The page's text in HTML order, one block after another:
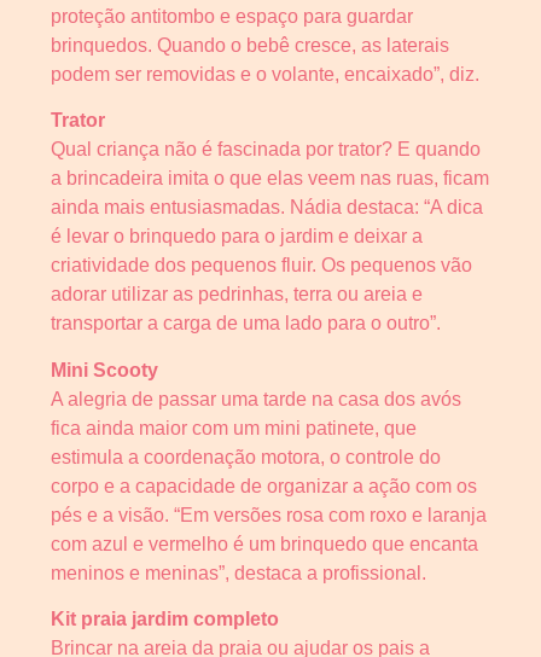
proteção antitombo e espaço para guardar
brinquedos. Quando o bebê cresce, as laterais
podem ser removidas e o volante, encaixado”, diz.
Trator
Qual criança não é fascinada por trator? E quando
a brincadeira imita o que elas veem nas ruas, ficam
ainda mais entusiasmadas. Nádia destaca: “A dica
é levar o brinquedo para o jardim e deixar a
criatividade dos pequenos fluir. Os pequenos vão
adorar utilizar as pedrinhas, terra ou areia e
transportar a carga de uma lado para o outro”.
Mini Scooty
A alegria de passar uma tarde na casa dos avós
fica ainda maior com um mini patinete, que
estimula a coordenação motora, o controle do
corpo e a capacidade de organizar a ação com os
pés e a visão. “Em versões rosa com roxo e laranja
com azul e vermelho é um brinquedo que encanta
meninos e meninas”, destaca a profissional.
Kit praia jardim completo
Brincar na areia da praia ou ajudar os pais a